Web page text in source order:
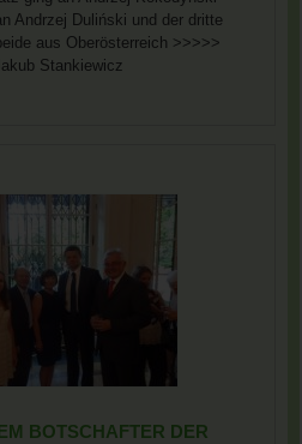
Andrzej Duliński und der dritte
aus Oberösterreich >>>>>
Stankiewicz
BOTSCHAFTER DER